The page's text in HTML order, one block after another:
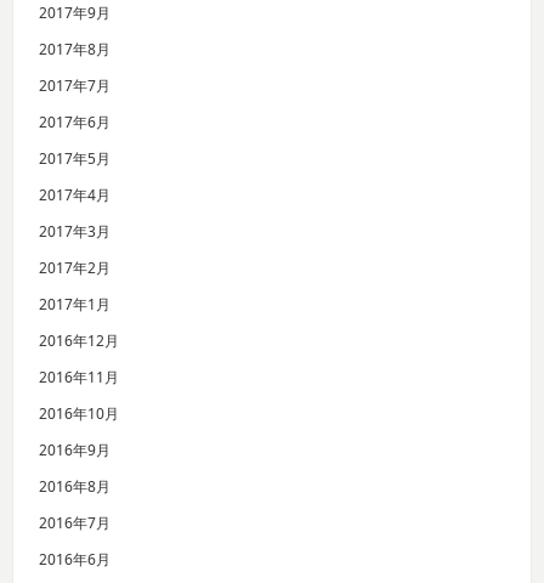
2017年9月
2017年8月
2017年7月
2017年6月
2017年5月
2017年4月
2017年3月
2017年2月
2017年1月
2016年12月
2016年11月
2016年10月
2016年9月
2016年8月
2016年7月
2016年6月